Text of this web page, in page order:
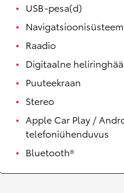
USB-pesa(d)
Navigatsioonisüsteem
Raadio
Digitaalne
Puuteekraan
Stereo
Apple Car Play /
telefoniühenduvus
Bluetooth®